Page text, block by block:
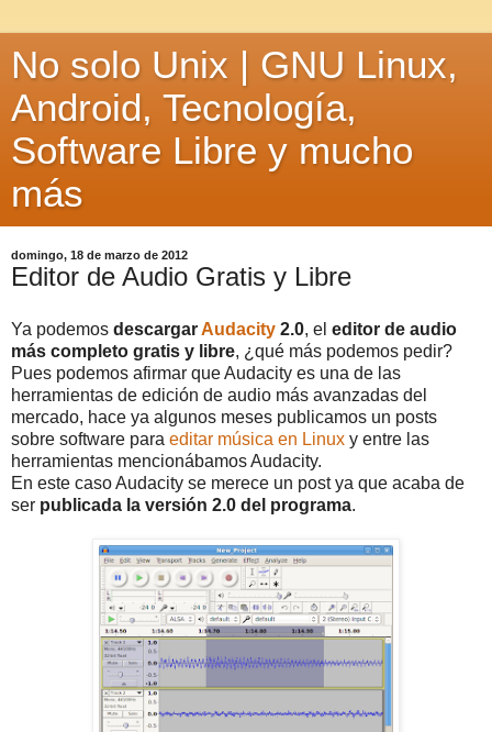
No solo Unix | GNU Linux,
Android, Tecnología,
Software Libre y mucho
más
domingo, 18 de marzo de 2012
Editor de Audio Gratis y Libre
Ya podemos descargarAudacity 2.0, el editor de audio
más completo gratis y libre, ¿qué más podemos pedir?
Pues podemos afirmar que Audacity es una de las
herramientas de edición de audio más avanzadas del
mercado, hace ya algunos meses publicamos un posts
sobre software para editar música en Linux y entre las
herramientas mencionábamos Audacity.
En este caso Audacity se merece un post ya que acaba de
ser publicada la versión 2.0 del programa.